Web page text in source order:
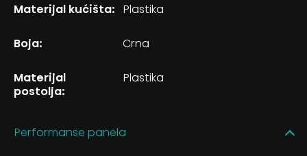
Materijal kućišta: Plastika
Boja: Crna
Materijal
postolja:
Plastika
Performanse panela